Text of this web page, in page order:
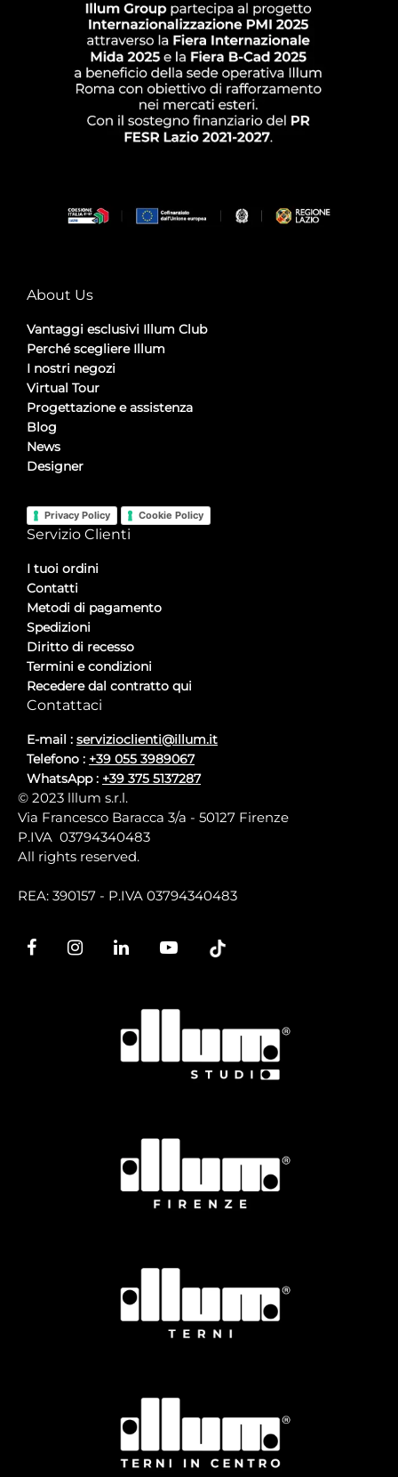
About Us
Vantaggi esclusivi Illum Club
Perché scegliere Illum
I nostri negozi
Virtual Tour
Progettazione e assistenza
Blog
News
Designer
Privacy Policy Cookie Policy
Servizio Clienti
I tuoi ordini
Contatti
Metodi di pagamento
Spedizioni
Diritto di recesso
Termini e condizioni
Recedere dal contratto qui
Contattaci
E-mail : servizioclienti@illum.it
Telefono : +39 055 3989067
WhatsApp : +39 375 5137287
© 2023 lllum s.r.l.
Via Francesco Baracca 3/a - 50127 Firenze
P.IVA 03794340483
All rights reserved.
REA: 390157 - P.IVA 03794340483